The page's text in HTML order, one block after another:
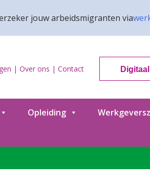
jouw arbeidsmigranten via
| Over ons | Contact
Opleiding